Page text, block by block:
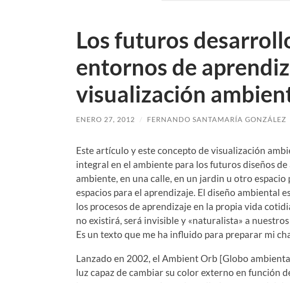
Los futuros
entornos de
visualización
ENERO 27, 2012 / FERNANDO SANTAMARÍA GONZÁLEZ
Este artículo y este concepto de visualización
integral en el ambiente para los futuros diseños
ambiente, en una calle, en un jardin u otro
espacios para el aprendizaje. El diseño ambiental
los procesos de aprendizaje en la propia vida
no existirá, será invisible y «naturalista» a
Es un texto que me ha influido para preparar mi
Lanzado en 2002, el Ambient Orb [Globo
luz capaz de cambiar su color externo en función